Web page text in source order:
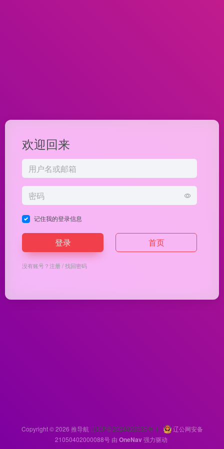
欢迎回来
记住我的登录信息
登录 首页
没有账号？注册/找回密码
Copyright © 2026 推导航 辽ICP备2024022535号-1
辽公网安备
21050402000088号 由 OneNav强力驱动